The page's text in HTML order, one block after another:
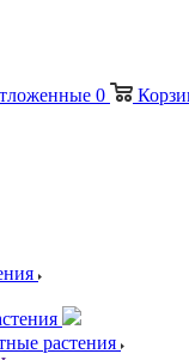
0
растения